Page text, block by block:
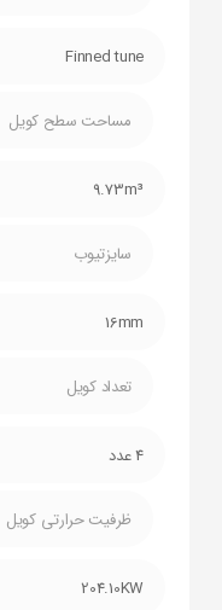
Finned tune
مساحت سطح کویل
9.73m³
سایزتیوب
16mm
تعداد کویل
4 عدد
ظرفیت حرارتی کویل
204.10KW